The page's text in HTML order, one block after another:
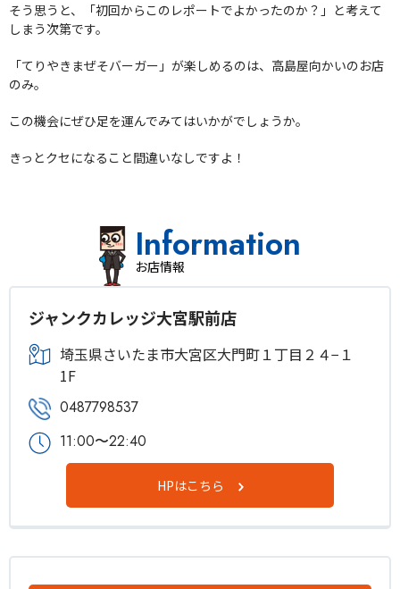
そう思うと、「初回からこのレポートでよかったのか？」と考えて
しまう次第です。
「てりやきまぜそバーガー」が楽しめるのは、高島屋向かいのお店
のみ。
この機会にぜひ足を運んでみてはいかがでしょうか。
きっとクセになること間違いなしですよ！
Information
お店情報
ジャンクカレッジ大宮駅前店
埼玉県さいたま市大宮区大門町１丁目２４−１
1F
0487798537
11:00〜22:40
HPはこちら